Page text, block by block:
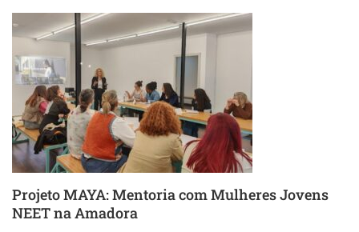
Projeto MAYA: Mentoria com Mulheres Jovens
NEET na Amadora